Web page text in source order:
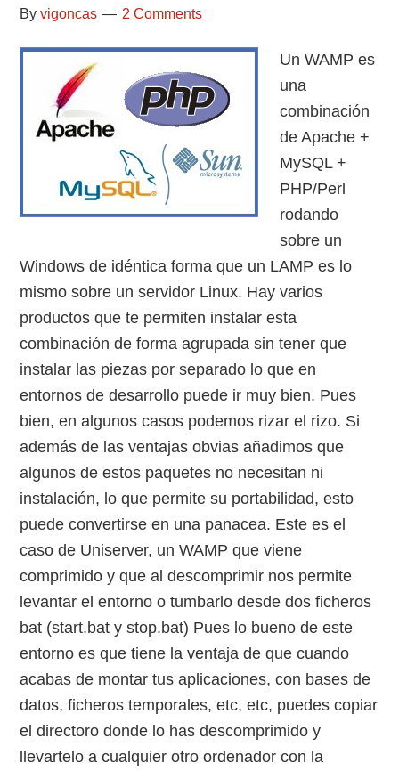
Byvigoncas 2 Comments
Un WAMP es
una
combinación
de Apache +
MySQL +
PHP/Perl
rodando
sobre un
Windows de idéntica forma que un LAMP es lo
mismo sobre un servidor Linux. Hay varios
productos que te permiten instalar esta
combinación de forma agrupada sin tener que
instalar las piezas por separado lo que en
entornos de desarrollo puede ir muy bien. Pues
bien, en algunos casos podemos rizar el rizo. Si
además de las ventajas obvias añadimos que
algunos de estos paquetes no necesitan ni
instalación, lo que permite su portabilidad, esto
puede convertirse en una panacea. Este es el
caso de Uniserver, un WAMP que viene
comprimido y que al descomprimir nos permite
levantar el entorno o tumbarlo desde dos ficheros
bat (start.bat y stop.bat) Pues lo bueno de este
entorno es que tiene la ventaja de que cuando
acabas de montar tus aplicaciones, con bases de
datos, ficheros temporales, etc, etc, puedes copiar
el directoro donde lo has descomprimido y
llevartelo a cualquier otro ordenador con la